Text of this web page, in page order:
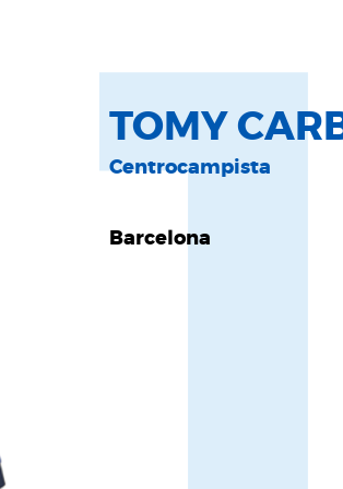
TOMY
Centrocampista
Barcelona